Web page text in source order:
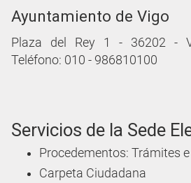
Ayuntamiento de Vigo
Plaza del Rey 1 - 36202 -
Teléfono: 010 - 986810100
Servicios de la Sede
Procedementos: Trámites
Carpeta Ciudadana